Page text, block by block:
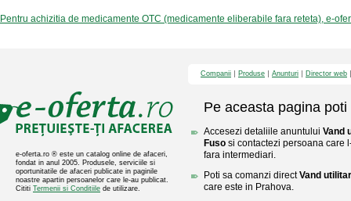
Pentru achizitia de medicamente OTC (medicamente eliberabile fara reteta), e-
e-oferta.ro ® este un catalog online de afaceri,
fondat in anul 2005. Produsele, serviciile si
oportunitatile de afaceri publicate in paginile
noastre apartin persoanelor care le-au publicat.
Cititi Termenii si Conditiile de utilizare.
Companii Produse Anunturi Director web
Pe aceasta pagina poti
Accesezi detaliile anuntului Vand
Fuso si contactezi persoana care
fara intermediari.
Poti sa comanzi directVand
care este in Prahova.